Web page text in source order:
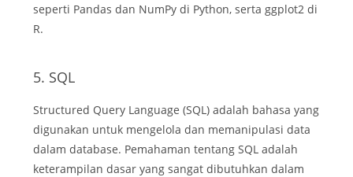
seperti Pandas dan NumPy di Python, serta ggplot2 di
R.
5. SQL
Structured Query Language (SQL) adalah bahasa yang
digunakan untuk mengelola dan memanipulasi data
dalam database. Pemahaman tentang SQL adalah
keterampilan dasar yang sangat dibutuhkan dalam